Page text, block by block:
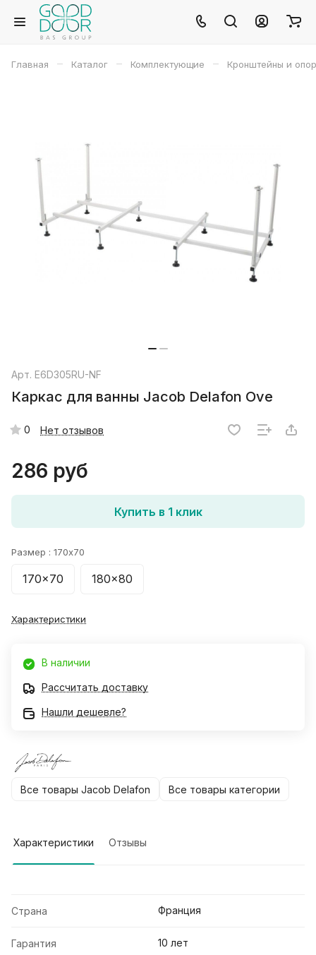
Главная – Каталог – Комплектующие – Кронштейны и
Арт. E6D305RU-NF
Каркас для ванны Jacob Delafon Ove
0 Нет отзывов
286 руб
Купить в 1 клик
Размер : 170x70
170x70 180x80
Характеристики
В наличии
Рассчитать доставку
Нашли дешевле?
Все товары Jacob Delafon Все товары категории
Характеристики Отзывы
Страна Франция
Гарантия 10 лет